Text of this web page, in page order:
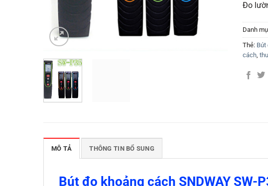
Đo
Danh
Thẻ: Bút
cách
MÔ TẢ THÔNG TIN BỔ SUNG
Bút đo khoảng cách SNDWAY SW-